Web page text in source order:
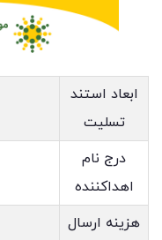
ابعاد استند
تسلیت
درج نام
اهداکننده
هزینه ارسال